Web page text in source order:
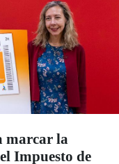
marcar la
Impuesto de